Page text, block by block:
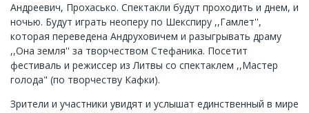
Андреевич, Прохасько. Спектакли будут проходить и днем, и
ночью. Будут играть неоперу по Шекспиру ,,Гамлет'',
которая переведена Андруховичем и разыгрывать драму
,,Она земля'' за творчеством Стефаника. Посетит
фестиваль и режиссер из Литвы со спектаклем ,,Мастер
голода" (по творчеству Кафки).
Зрители и участники увидят и услышат единственный в мире